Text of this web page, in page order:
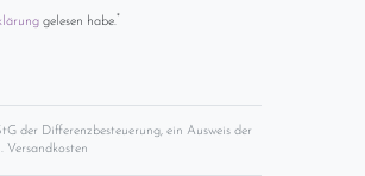
gelesen habe.*
der Differenzbesteuerung, ein Ausweis der
Versandkosten